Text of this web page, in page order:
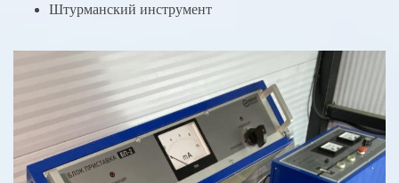
Штурманский инструмент